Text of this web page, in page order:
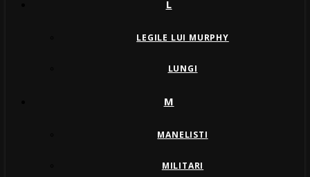
L
LEGILE LUI MURPHY
LUNGI
M
MANELISTI
MILITARI